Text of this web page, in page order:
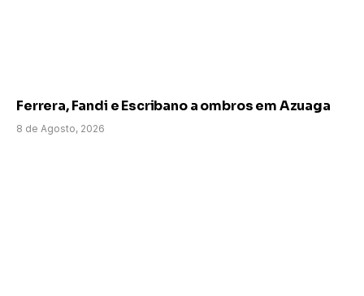
Ferrera, Fandi e Escribano a ombros em Azuaga
8 de Agosto, 2026